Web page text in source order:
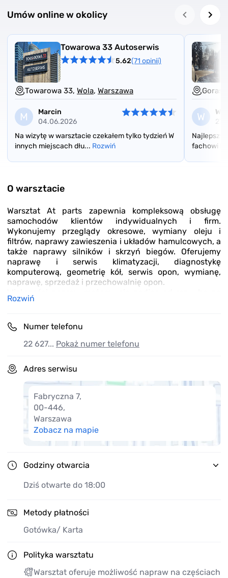
Umów online w okolicy
Towarowa 33 Autoserwis
5.62(71 opinii)
Towarowa 33, Wola, Warszawa
M
Marcin
04.06.2026
Na wizytę w warsztacie czekałem tylko tydzień W
innych miejscach dłu... Rozwiń
W
Najlepszy
fachowi
of
3
O warsztacie
Warsztat At parts zapewnia kompleksową obsługę
samochodów klientów indywidualnych i firm.
Wykonujemy przeglądy okresowe, wymiany oleju i
filtrów, naprawy zawieszenia i układów hamulcowych, a
także naprawy silników i skrzyń biegów. Oferujemy
naprawę i serwis klimatyzacji, diagnostykę
komputerową, geometrię kół, serwis opon, wymianę,
naprawę, sprzedaż i przechowalnię opon.
miejscu posiadamy własny sklep motoryzacyjny z
Zapewniamy możliwość wypożyczenia auta
zastępczego.
Zapraszamy również do skorzystania z myjni ręcznej i
Rozwiń
Numer telefonu
22 627... Pokaż numer telefonu
Adres serwisu
Fabryczna 7,
00-446,
Warszawa
Zobacz na mapie
Godziny otwarcia
Dziś otwarte do 18:00
Metody płatności
Gotówka/ Karta
Polityka warsztatu
Warsztat oferuje możliwość napraw na częściach